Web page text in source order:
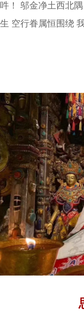
吽！ 邬金净土西北隅 莲花茎莲胚蕊上 无上胜妙成就者 尊名号称莲花